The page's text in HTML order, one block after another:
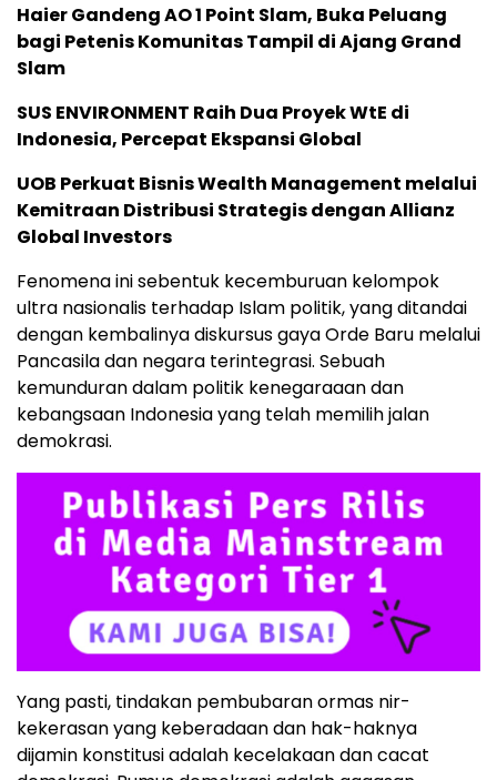
Haier Gandeng AO 1 Point Slam, Buka Peluang
bagi Petenis Komunitas Tampil di Ajang Grand
Slam
SUS ENVIRONMENT Raih Dua Proyek WtE di
Indonesia, Percepat Ekspansi Global
UOB Perkuat Bisnis Wealth Management melalui
Kemitraan Distribusi Strategis dengan Allianz
Global Investors
Fenomena ini sebentuk kecemburuan kelompok
ultra nasionalis terhadap Islam politik, yang ditandai
dengan kembalinya diskursus gaya Orde Baru melalui
Pancasila dan negara terintegrasi. Sebuah
kemunduran dalam politik kenegaraaan dan
kebangsaan Indonesia yang telah memilih jalan
demokrasi.
Yang pasti, tindakan pembubaran ormas nir-
kekerasan yang keberadaan dan hak-haknya
dijamin konstitusi adalah kecelakaan dan cacat